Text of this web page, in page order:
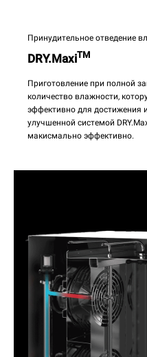
Принудительное отведение
DRY.MaxiTM
Приготовление при полной
количество влажности,
эффективно для достижения
улучшенной системой
макисмально эффективно.